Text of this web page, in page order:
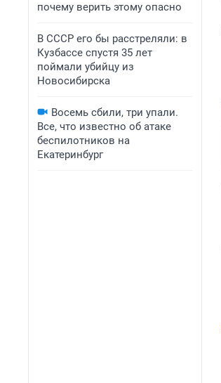
почему верить этому опасно
В СССР его бы расстреляли: в
Кузбассе спустя 35 лет
поймали убийцу из
Новосибирска
Восемь сбили, три упали.
Все, что известно об атаке
беспилотников на
Екатеринбург